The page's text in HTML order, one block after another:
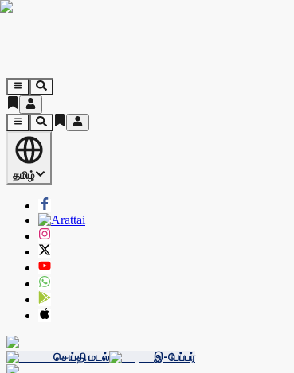
தமிழ்
செய்தி மடல் இ-பேப்பர்